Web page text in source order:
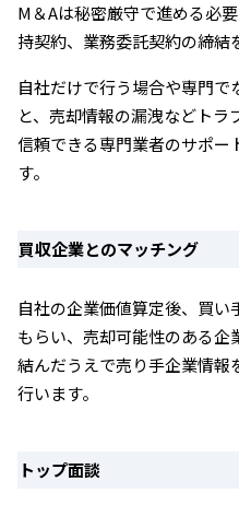
M＆Aは秘密厳守で進める必
持契約、業務委託契約の締結
自社だけで行う場合や専門
と、売却情報の漏洩などトラ
信頼できる専門業者のサポー
す。
買収企業とのマッチング
自社の企業価値算定後、買
もらい、売却可能性のある企
結んだうえで売り手企業情報
行います。
トップ面談